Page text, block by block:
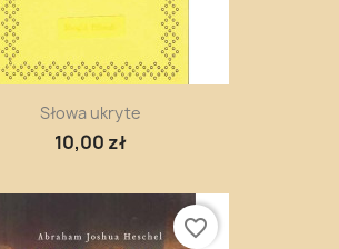
Słowa ukryte
10,00 zł
favorite_border